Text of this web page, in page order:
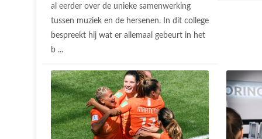
al eerder over de unieke samenwerking
tussen muziek en de hersenen. In dit college
bespreekt hij wat er allemaal gebeurt in het
b ...